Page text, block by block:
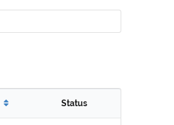
Status